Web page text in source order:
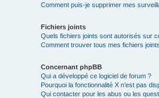
Comment puis-je supprimer mes
Fichiers joints
Quels fichiers joints sont autorisés sur
Comment trouver tous mes fichiers
Concernant phpBB
Qui a développé ce logiciel de forum ?
Pourquoi la fonctionnalité X n’est pas
Qui contacter pour les abus ou les